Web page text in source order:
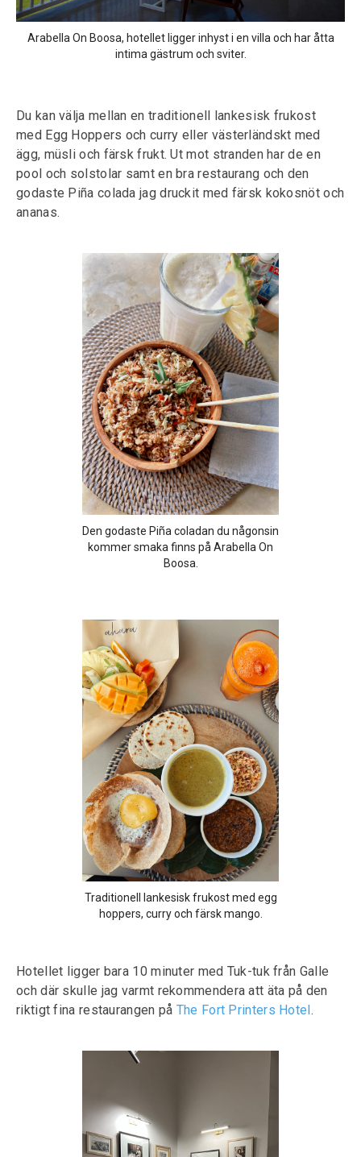
Arabella On Boosa, hotellet ligger inhyst i en villa och har åtta
intima gästrum och sviter.
Du kan välja mellan en traditionell lankesisk frukost
med Egg Hoppers och curry eller västerländskt med
ägg, müsli och färsk frukt. Ut mot stranden har de en
pool och solstolar samt en bra restaurang och den
godaste Piña colada jag druckit med färsk kokosnöt och
ananas.
Den godaste Piña coladan du någonsin
kommer smaka finns på Arabella On
Boosa.
Traditionell lankesisk frukost med egg
hoppers, curry och färsk mango.
Hotellet ligger bara 10 minuter med Tuk-tuk från Galle
och där skulle jag varmt rekommendera att äta på den
riktigt fina restaurangen på The Fort Printers Hotel.